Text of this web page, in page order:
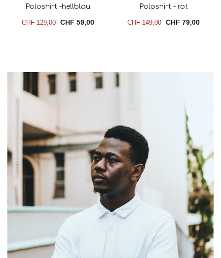
Poloshirt -hellblau
CHF 129,00 CHF 59,00
Poloshirt - rot
CHF 149,00 CHF 79,00